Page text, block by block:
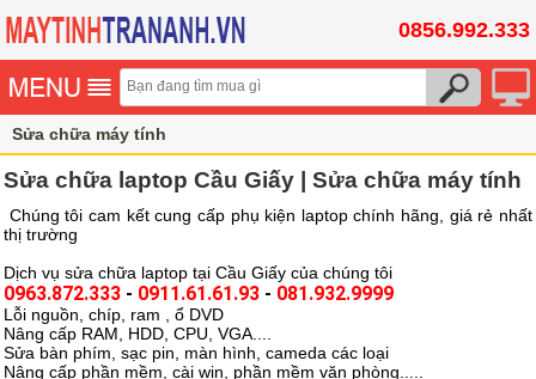
0856.992.333
Sửa chữa máy tính
Sửa chữa laptop Cầu Giấy | Sửa chữa máy tính
Chúng tôi cam kết cung cấp phụ kiện laptop chính hãng, giá rẻ nhất
thị trường
Dịch vụ sửa chữa laptop tại Cầu Giấy của chúng tôi
0963.872.333 - 0911.61.61.93 - 081.932.9999
Lỗi nguồn, chíp, ram , ổ DVD
Nâng cấp RAM, HDD, CPU, VGA....
Sửa bàn phím, sạc pin, màn hình, cameda các loại
Nâng cấp phần mềm, cài win, phần mềm văn phòng.....